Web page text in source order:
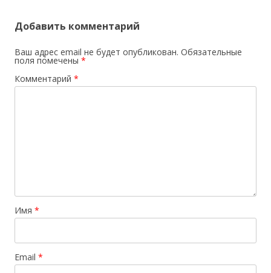
Добавить комментарий
Ваш адрес email не будет опубликован. Обязательные
поля помечены *
Комментарий *
Имя *
Email *